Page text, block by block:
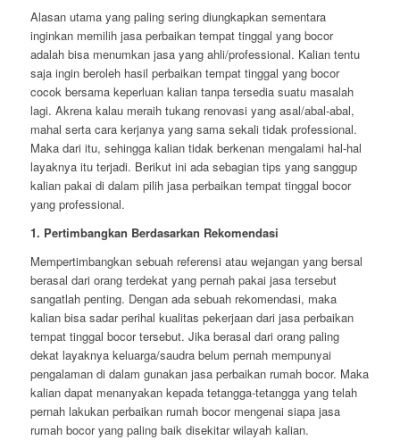
Alasan utama yang paling sering diungkapkan sementara
inginkan memilih jasa perbaikan tempat tinggal yang bocor
adalah bisa menumkan jasa yang ahli/professional. Kalian tentu
saja ingin beroleh hasil perbaikan tempat tinggal yang bocor
cocok bersama keperluan kalian tanpa tersedia suatu masalah
lagi. Akrena kalau meraih tukang renovasi yang asal/abal-abal,
mahal serta cara kerjanya yang sama sekali tidak professional.
Maka dari itu, sehingga kalian tidak berkenan mengalami hal-hal
layaknya itu terjadi. Berikut ini ada sebagian tips yang sanggup
kalian pakai di dalam pilih jasa perbaikan tempat tinggal bocor
yang professional.
1. Pertimbangkan Berdasarkan Rekomendasi
Mempertimbangkan sebuah referensi atau wejangan yang bersal
berasal dari orang terdekat yang pernah pakai jasa tersebut
sangatlah penting. Dengan ada sebuah rekomendasi, maka
kalian bisa sadar perihal kualitas pekerjaan dari jasa perbaikan
tempat tinggal bocor tersebut. Jika berasal dari orang paling
dekat layaknya keluarga/saudra belum pernah mempunyai
pengalaman di dalam gunakan jasa perbaikan rumah bocor. Maka
kalian dapat menanyakan kepada tetangga-tetangga yang telah
pernah lakukan perbaikan rumah bocor mengenai siapa jasa
rumah bocor yang paling baik disekitar wilayah kalian.